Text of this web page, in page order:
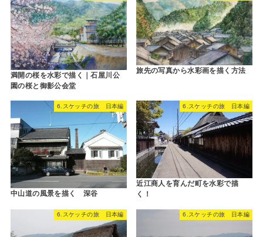
満開の桜を水彩で描く｜石屋川公
園の桜と御影公会堂
旅先の写真から水彩画を描く方法
6.スケッチの旅 日本編
中山道の風景を描く 深谷
6.スケッチの旅 日本編
近江商人を育んだ町を水彩で描
く！
6.スケッチの旅 日本編 6.スケッチの旅 日本編